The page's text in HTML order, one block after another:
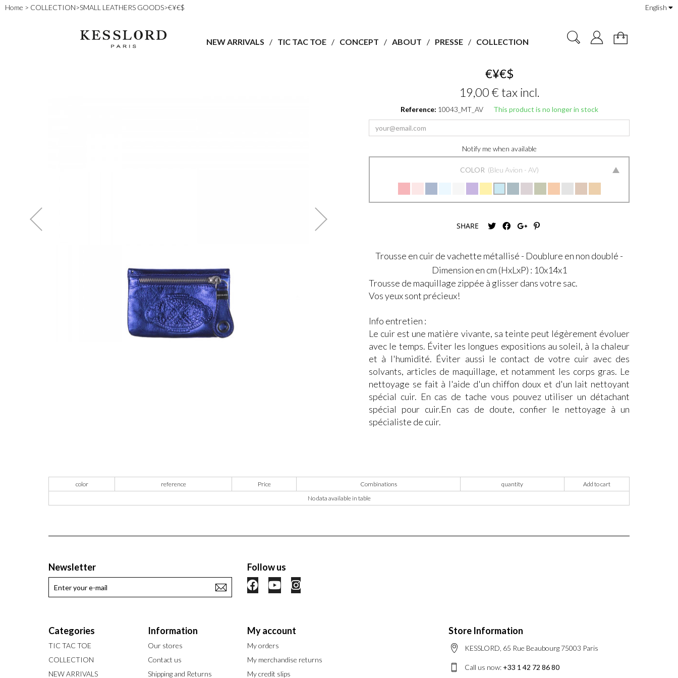
Home > COLLECTION>SMALL LEATHERS GOODS>€¥€$ English
NEW ARRIVALS TIC TAC TOE CONCEPT ABOUT PRESSE COLLECTION
€¥€$
19,00 € tax incl.
Reference: 10043_MT_AV This product is no longer in stock
Notify me when available
COLOR Bleu Avion - AV
SHARE
Trousse en cuir de vachette métallisé - Doublure en non doublé -
Dimension en cm (HxLxP) : 10x14x1
Trousse de maquillage zippée à glisser dans votre sac.
Vos yeux sont précieux!
Info entretien :
Le cuir est une matière vivante, sa teinte peut légèrement évoluer
avec le temps. Éviter les longues expositions au soleil, à la chaleur
et à l'humidité. Éviter aussi le contact de votre cuir avec des
solvants, articles de maquillage, et notamment les corps gras. Le
nettoyage se fait à l'aide d'un chiffon doux et d'un lait nettoyant
spécial cuir. En cas de tache vous pouvez utiliser un détachant
spécial pour cuir.En cas de doute, confier le nettoyage à un
spécialiste de cuir.
color reference Price Combinations quantity
Add to cart
No data available in table
Newsletter Follow us
Categories
TIC TAC TOE
COLLECTION
NEW ARRIVALS
Information
Our stores
Contact us
Shipping and Returns
My account
My orders
My merchandise returns
My credit slips
Store Information
KESSLORD, 65 Rue Beaubourg 75003 Paris
Call us now: +33 1 42 72 86 80